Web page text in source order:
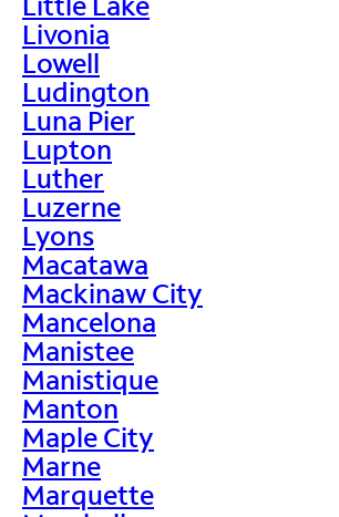
Livonia
Lowell
Ludington
Luna Pier
Lupton
Luther
Luzerne
Lyons
Macatawa
Mackinaw City
Mancelona
Manistee
Manistique
Manton
Maple City
Marne
Marquette